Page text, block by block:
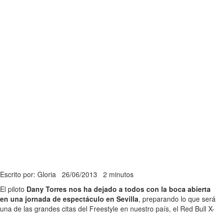
Escrito por: Gloria 26/06/2013 2 minutos
El piloto Dany Torres nos ha dejado a todos con la boca abierta
en una jornada de espectáculo en Sevilla, preparando lo que será
una de las grandes citas del Freestyle en nuestro país, el Red Bull X-